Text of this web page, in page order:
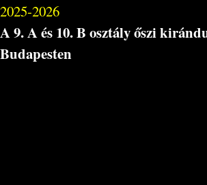
2025-2026
A 9. A és 10. B osztály őszi
Budapesten